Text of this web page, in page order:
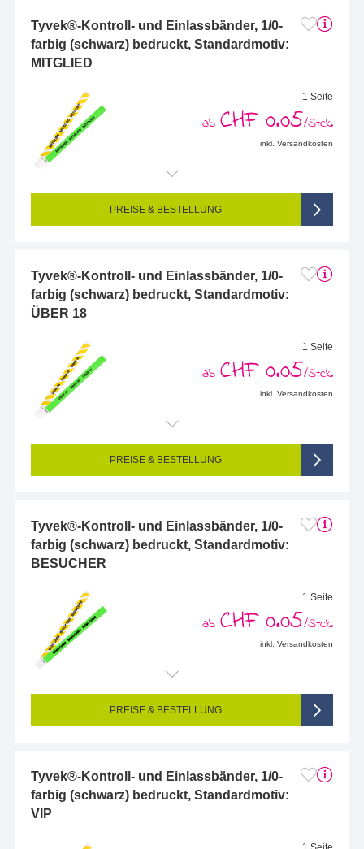
Tyvek®-Kontroll- und Einlassbänder, 1/0-
farbig (schwarz) bedruckt, Standardmotiv:
MITGLIED
1 Seite
ab CHF 0.05/Stck.
inkl. Versandkosten
PREISE & BESTELLUNG
Tyvek®-Kontroll- und Einlassbänder, 1/0-
farbig (schwarz) bedruckt, Standardmotiv:
ÜBER 18
1 Seite
ab CHF 0.05/Stck.
inkl. Versandkosten
PREISE & BESTELLUNG
Tyvek®-Kontroll- und Einlassbänder, 1/0-
farbig (schwarz) bedruckt, Standardmotiv:
BESUCHER
1 Seite
ab CHF 0.05/Stck.
inkl. Versandkosten
PREISE & BESTELLUNG
Tyvek®-Kontroll- und Einlassbänder, 1/0-
farbig (schwarz) bedruckt, Standardmotiv:
VIP